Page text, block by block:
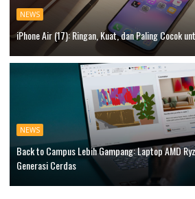
NEWS
iPhone Air (17): Ringan, Kuat, dan Paling Cocok
NEWS
Back to Campus Lebih Gampang: Laptop AMD
Generasi Cerdas